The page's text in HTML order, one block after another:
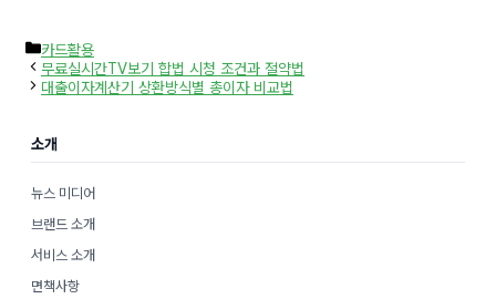
카
테
고
리
카드활용
무료실시간TV보기 합법 시청 조건과 절약법
대출이자계산기 상환방식별 총이자 비교법
소개
뉴스 미디어
브랜드 소개
서비스 소개
면책사항